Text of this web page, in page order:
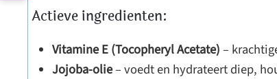
Actieve ingredienten:
Vitamine E (Tocopheryl Acetate)–
Jojoba-olie– voedt en hydrateert diep,